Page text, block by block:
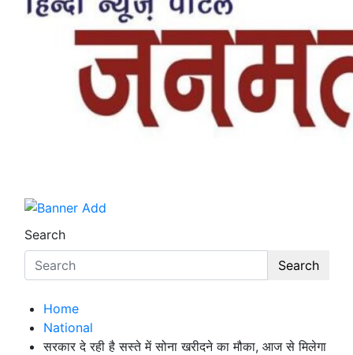
Search
Search
Home
National
सरकार दे रही है सस्ते में सोना खरीदने का मौका, आज से मिलेगा